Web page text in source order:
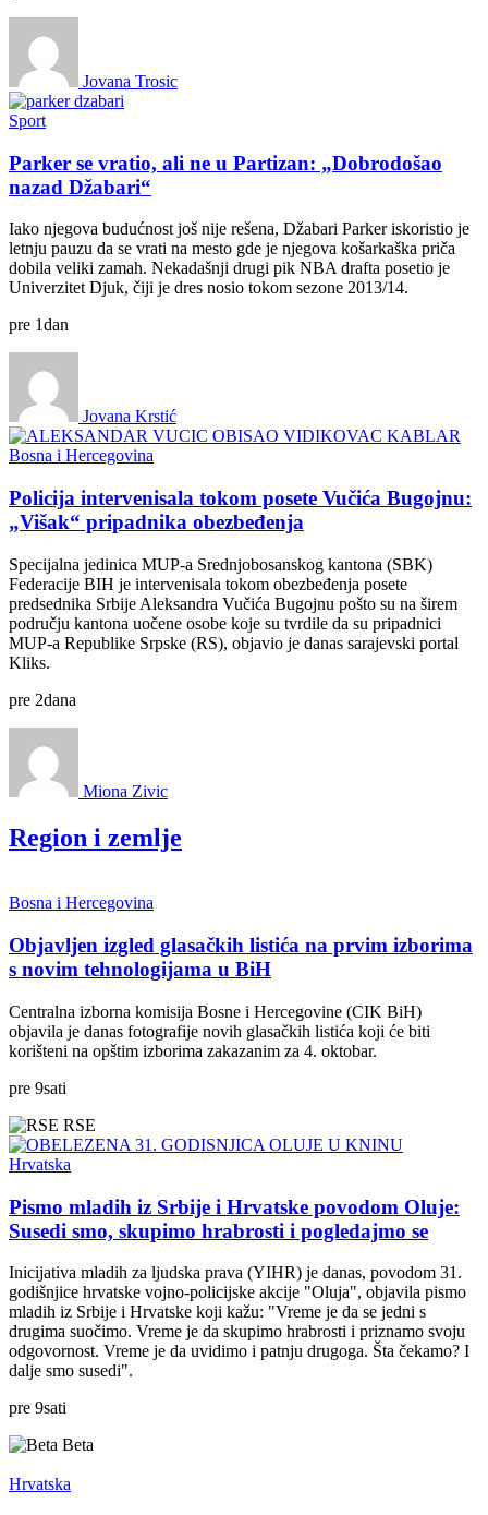
Jovana Trosic
Sport
Parker se vratio, ali ne u Partizan: „Dobrodošao
nazad Džabari“
Iako njegova budućnost još nije rešena, Džabari Parker iskoristio je
letnju pauzu da se vrati na mesto gde je njegova košarkaška priča
dobila veliki zamah. Nekadašnji drugi pik NBA drafta posetio je
Univerzitet Djuk, čiji je dres nosio tokom sezone 2013/14.
pre 1dan
Jovana Krstić
Bosna i Hercegovina
Policija intervenisala tokom posete Vučića Bugojnu:
„Višak“ pripadnika obezbeđenja
Specijalna jedinica MUP-a Srednjobosanskog kantona (SBK)
Federacije BIH je intervenisala tokom obezbeđenja posete
predsednika Srbije Aleksandra Vučića Bugojnu pošto su na širem
području kantona uočene osobe koje su tvrdile da su pripadnici
MUP-a Republike Srpske (RS), objavio je danas sarajevski portal
Kliks.
pre 2dana
Miona Zivic
Region i zemlje
Bosna i Hercegovina
Objavljen izgled glasačkih listića na prvim izborima
s novim tehnologijama u BiH
Centralna izborna komisija Bosne i Hercegovine (CIK BiH)
objavila je danas fotografije novih glasačkih listića koji će biti
korišteni na opštim izborima zakazanim za 4. oktobar.
pre 9sati
RSE
Hrvatska
Pismo mladih iz Srbije i Hrvatske povodom Oluje:
Susedi smo, skupimo hrabrosti i pogledajmo se
Inicijativa mladih za ljudska prava (YIHR) je danas, povodom 31.
godišnjice hrvatske vojno-policijske akcije "Oluja", objavila pismo
mladih iz Srbije i Hrvatske koji kažu: "Vreme je da se jedni s
drugima suočimo. Vreme je da skupimo hrabrosti i priznamo svoju
odgovornost. Vreme je da uvidimo i patnju drugoga. Šta čekamo? I
dalje smo susedi".
pre 9sati
Beta
Hrvatska